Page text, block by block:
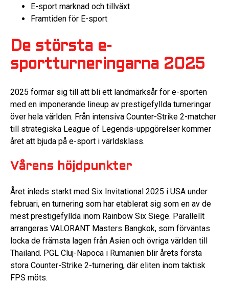
E-sport marknad och tillväxt
Framtiden för E-sport
De största e-
sportturneringarna 2025
2025 formar sig till att bli ett landmärksår för e-sporten
med en imponerande lineup av prestigefyllda turneringar
över hela världen. Från intensiva Counter-Strike 2-matcher
till strategiska League of Legends-uppgörelser kommer
året att bjuda på e-sport i världsklass.
Vårens höjdpunkter
Året inleds starkt med Six Invitational 2025 i USA under
februari, en turnering som har etablerat sig som en av de
mest prestigefyllda inom Rainbow Six Siege. Parallellt
arrangeras VALORANT Masters Bangkok, som förväntas
locka de främsta lagen från Asien och övriga världen till
Thailand. PGL Cluj-Napoca i Rumänien blir årets första
stora Counter-Strike 2-turnering, där eliten inom taktisk
FPS möts.